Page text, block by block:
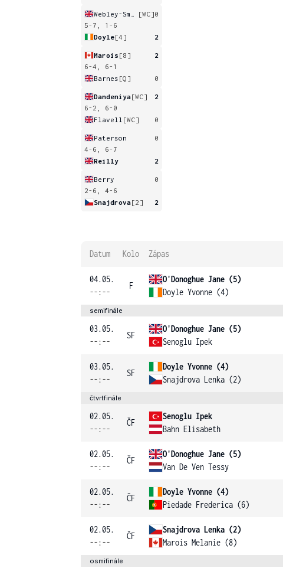
[WC]0
5-7, 1-6
Doyle[4] 2
Marois [8]
2
6-4, 6-1
Barnes [Q] 0
Dandeniya[WC]
2
6-2, 6-0
Flavell [WC] 0
Paterson
0
4-6, 6-7
Reilly
2
Berry
0
2-6, 4-6
Snajdrova[2] 2
Datum Kolo Zápas
04.05.
--:--
F
O'Donoghue Jane (5)
Doyle Yvonne (4)
semifinále
03.05.
--:--
SF
O'Donoghue Jane (5)
Senoglu Ipek
03.05.
--:--
SF
Doyle Yvonne (4)
Snajdrova Lenka (2)
čtvrtfinále
02.05.
--:--
ČF
Senoglu Ipek
Bahn Elisabeth
02.05.
--:--
ČF
O'Donoghue Jane (5)
Van De Ven Tessy
02.05.
--:--
ČF
Doyle Yvonne (4)
Piedade Frederica (6)
02.05.
--:--
ČF
Snajdrova Lenka (2)
Marois Melanie (8)
osmifinále